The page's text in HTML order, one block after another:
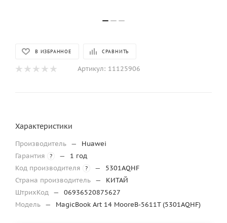
В ИЗБРАННОЕ СРАВНИТЬ
Артикул: 11125906
Характеристики
Производитель —
Huawei
Гарантия
? —
1 год
Код производителя
? —
5301AQHF
Страна производитель —
КИТАЙ
ШтрихКод —
06936520875627
Модель — MagicBook Art 14 MooreB-5611T (5301AQHF)